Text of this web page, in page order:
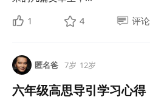
1
4 评论
匿名爸 7岁 12岁
六年级高思导引学习心得